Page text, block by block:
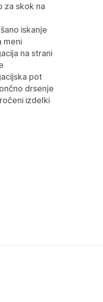
za skok na
iskanje
meni
na strani
pot
drsenje
izdelki